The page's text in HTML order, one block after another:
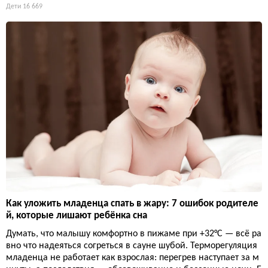
Дети 16 669
Как уложить младенца спать в жару: 7 ошибок родителе
й, которые лишают ребёнка сна
Думать, что малышу комфортно в пижаме при +32°C — всё ра
вно что надеяться согреться в сауне шубой. Терморегуляция
младенца не работает как взрослая: перегрев наступает за м